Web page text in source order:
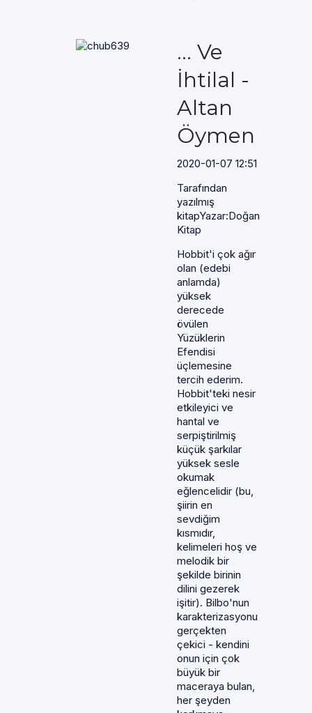
... Ve
İhtilal -
Altan
Öymen
2020-01-07 12:51
Tarafından
yazılmış
kitapYazar:Doğan
Kitap
Hobbit'i çok ağır
olan (edebi
anlamda)
yüksek
derecede
övülen
Yüzüklerin
Efendisi
üçlemesine
tercih ederim.
Hobbit'teki nesir
etkileyici ve
hantal ve
serpiştirilmiş
küçük şarkılar
yüksek sesle
okumak
eğlencelidir (bu,
şiirin en
sevdiğim
kısmıdır,
kelimeleri hoş ve
melodik bir
şekilde birinin
dilini gezerek
işitir). Bilbo'nun
karakterizasyonu
gerçekten
çekici - kendini
onun için çok
büyük bir
maceraya bulan,
her şeyden